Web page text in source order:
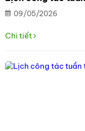
09/05/2026
Chi tiết